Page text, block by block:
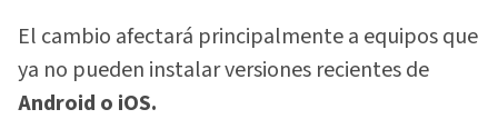
El cambio afectará principalmente a equipos que
ya no pueden instalar versiones recientes de
Android o iOS.